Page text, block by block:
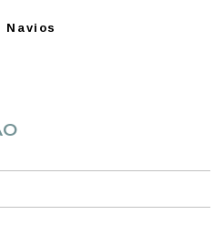
Navios